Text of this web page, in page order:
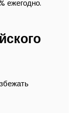
ежегодно.